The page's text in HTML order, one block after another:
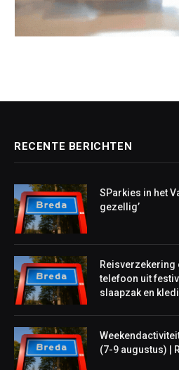
RECENTE BERICHTEN
SParkies in het
gezellig’
Reisverzekering
telefoon uit
slaapzak en
(7-9 augustus) |